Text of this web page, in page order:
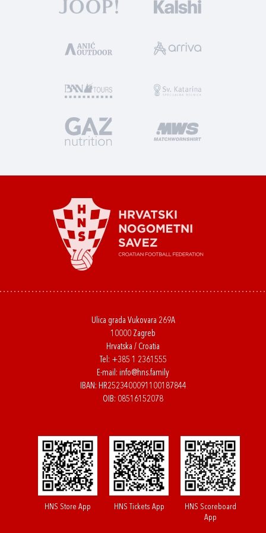
Ulica grada Vukovara 269A
10000 Zagreb
Hrvatska / Croatia
Tel: +385 1 2361555
E-mail: info@hns.family
IBAN: HR2523400091100187844
OIB: 08516152078
HNS Store App HNS Tickets App
HNS Scoreboard
App